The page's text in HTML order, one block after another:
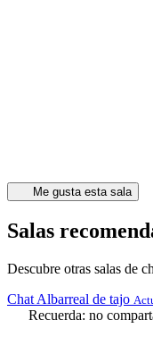
Me gusta esta sala
Salas
Descubre otras salas de
Chat Albarreal de tajo
Recuerda: no